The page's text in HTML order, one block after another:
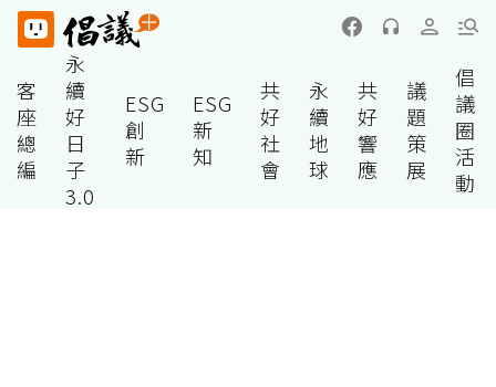
客
座
總
編
永
續
好
日
子
3.0
ESG
創
新
ESG
新
知
共
好
社
會
永
續
地
球
共
好
響
應
議
題
策
展
倡
議
圈
活
動